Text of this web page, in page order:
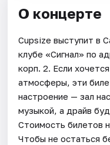
О концерте
Cupsize выступит в
клубе «Сигнал» по
корп. 2. Если
атмосферы, эти
настроение — зал
музыкой, а драйв
Стоимость билетов
Чтобы не остаться